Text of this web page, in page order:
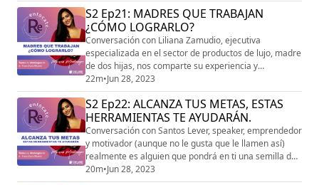
S2 Ep21: MADRES QUE TRABAJAN
¿CÓMO LOGRARLO?
Conversación con Liliana Zamudio, ejecutiva
especializada en el sector de productos de lujo, madre
de dos hijas, nos comparte su experiencia y
estrategias que le ayudan a desarrollarse en ambos
roles.
22m•Jun 28, 2023
S2 Ep22: ALCANZA TUS METAS, ESTAS
HERRAMIENTAS TE AYUDARÁN.
Conversación con Santos Lever, speaker, emprendedor
y motivador (aunque no le gusta que le llamen así)
realmente es alguien que pondrá en ti una semilla de
fe en ti mismo para avanzar hacia tus metas.
20m•Jun 28, 2023